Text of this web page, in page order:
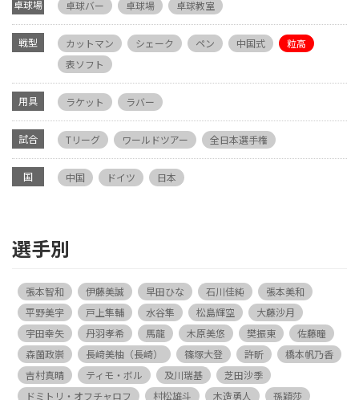
卓球場 卓球バー 卓球場 卓球教室
戦型 カットマン シェーク ペン 中国式
粒高
表ソフト
用具 ラケット ラバー
試合 Tリーグ ワールドツアー 全日本選手権
国 中国 ドイツ 日本
選手別
張本智和 伊藤美誠 早田ひな 石川佳純
張本美和
平野美宇
戸上隼輔 水谷隼 松島輝空
大藤沙月
宇田幸矢
丹羽孝希 馬龍 木原美悠 樊振東
佐藤瞳
森薗政崇
長﨑美柚（長崎） 篠塚大登 許昕
橋本帆乃香
吉村真晴
ティモ・ボル 及川瑞基
芝田沙季
ドミトリ・オフチャロフ
村松雄斗 木造勇人
孫穎莎